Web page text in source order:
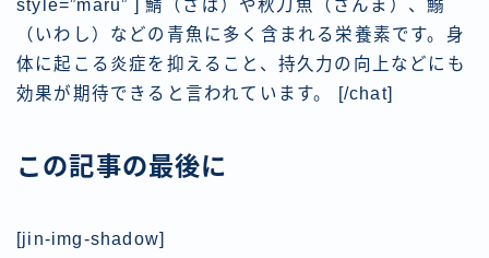
style=”maru” ] 鯖（さば）や秋刀魚（さんま）、鰯
（いわし）などの青魚に多く含まれる栄養素です。身
体に起こる炎症を抑えること、持久力の向上などにも
効果が期待できると言われています。 [/chat]
この記事の最後に
[jin-img-shadow]